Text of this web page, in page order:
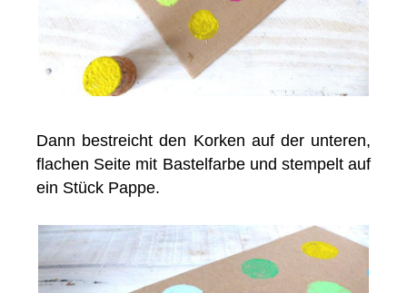
Dann bestreicht den Korken auf der unteren,
flachen Seite mit Bastelfarbe und stempelt auf
ein Stück Pappe.